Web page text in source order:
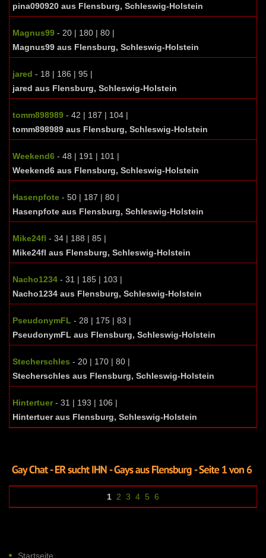
pina090920 aus Flensburg, Schleswig-Holstein
Magnus99 - 20 | 180 | 80 |
Magnus99 aus Flensburg, Schleswig-Holstein
jared - 18 | 186 | 95 |
jared aus Flensburg, Schleswig-Holstein
tomm898989 - 42 | 187 | 104 |
tomm898989 aus Flensburg, Schleswig-Holstein
Weekend6 - 48 | 191 | 101 |
Weekend6 aus Flensburg, Schleswig-Holstein
Hasenpfote - 50 | 187 | 80 |
Hasenpfote aus Flensburg, Schleswig-Holstein
Mike24fl - 34 | 188 | 85 |
Mike24fl aus Flensburg, Schleswig-Holstein
Nacho1234 - 31 | 185 | 103 |
Nacho1234 aus Flensburg, Schleswig-Holstein
PseudonymFL - 28 | 175 | 83 |
PseudonymFL aus Flensburg, Schleswig-Holstein
Stecherschles - 20 | 170 | 80 |
Stecherschles aus Flensburg, Schleswig-Holstein
Hintertuer- 31 | 193 | 106 |
Hintertuer aus Flensburg, Schleswig-Holstein
1 2 3 4 5 6
Startseite